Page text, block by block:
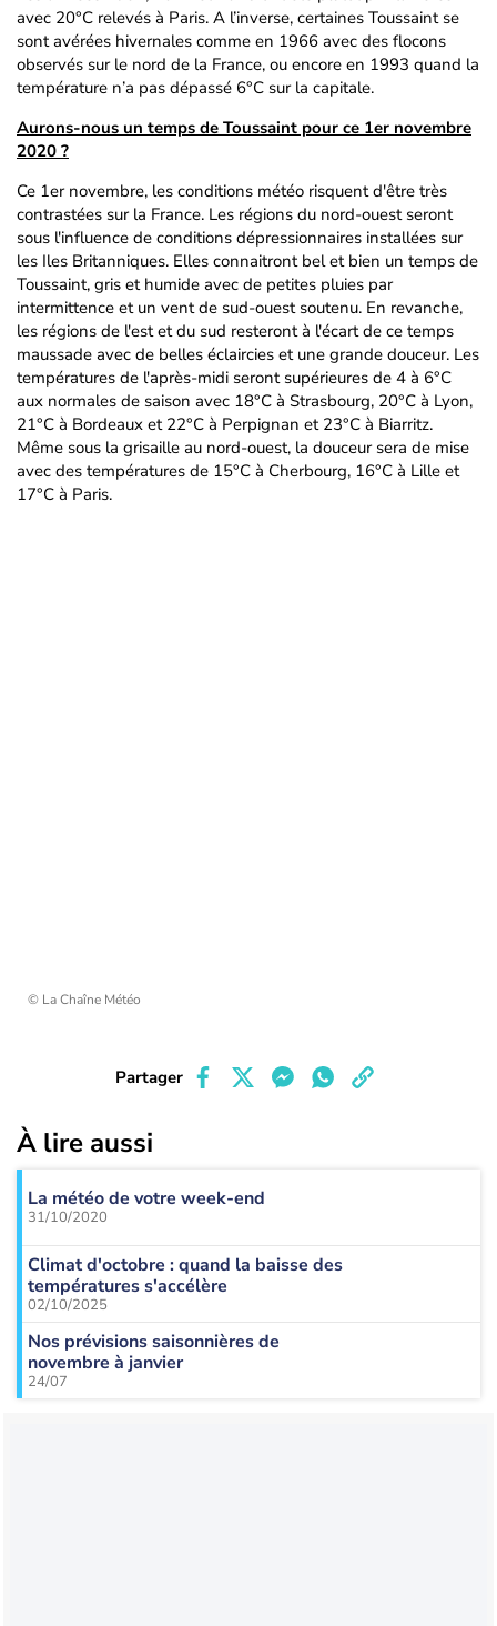
avec 20°C relevés à Paris. A l’inverse, certaines Toussaint se
sont avérées hivernales comme en 1966 avec des flocons
observés sur le nord de la France, ou encore en 1993 quand la
température n’a pas dépassé 6°C sur la capitale.
Aurons-nous un temps de Toussaint pour ce 1er novembre
2020 ?
Ce 1er novembre, les conditions météo risquent d'être très
contrastées sur la France. Les régions du nord-ouest seront
sous l'influence de conditions dépressionnaires installées sur
les Iles Britanniques. Elles connaitront bel et bien un temps de
Toussaint, gris et humide avec de petites pluies par
intermittence et un vent de sud-ouest soutenu. En revanche,
les régions de l'est et du sud resteront à l'écart de ce temps
maussade avec de belles éclaircies et une grande douceur. Les
températures de l'après-midi seront supérieures de 4 à 6°C
aux normales de saison avec 18°C à Strasbourg, 20°C à Lyon,
21°C à Bordeaux et 22°C à Perpignan et 23°C à Biarritz.
Même sous la grisaille au nord-ouest, la douceur sera de mise
avec des températures de 15°C à Cherbourg, 16°C à Lille et
17°C à Paris.
© La Chaîne Météo
Partager
À lire aussi
La météo de votre week-end
31/10/2020
Climat d'octobre : quand la baisse des
températures s'accélère
02/10/2025
Nos prévisions saisonnières de
novembre à janvier
24/07